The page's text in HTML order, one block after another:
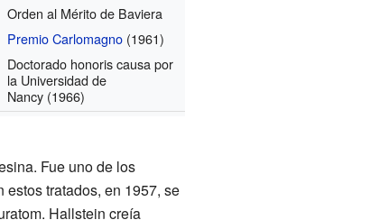
Orden al Mérito de Baviera
Premio Carlomagno (1961)
Doctorado honoris causa por
la Universidad de
Nancy (1966)
Fue uno de los
estos tratados, en 1957, se
Hallstein creía